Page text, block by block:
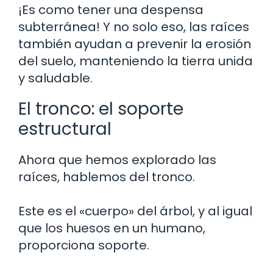
¡Es como tener una despensa
subterránea! Y no solo eso, las raíces
también ayudan a prevenir la erosión
del suelo, manteniendo la tierra unida
y saludable.
El tronco: el soporte
estructural
Ahora que hemos explorado las
raíces, hablemos del tronco.
Este es el «cuerpo» del árbol, y al igual
que los huesos en un humano,
proporciona soporte.